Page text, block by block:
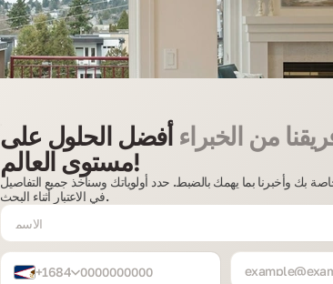
من الخبراء أفضل الحلول على
مستوى العالم!
بك وأخبرنا بما يهمك بالضبط. حدد أولوياتك وسنأخذ جميع التفاصيل
في الاعتبار أثناء البحث.
+1684